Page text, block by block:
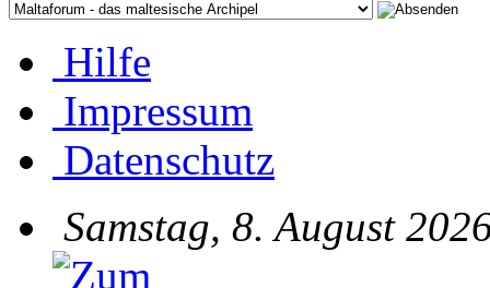
Hilfe
Impressum
Datenschutz
Samstag, 8. August